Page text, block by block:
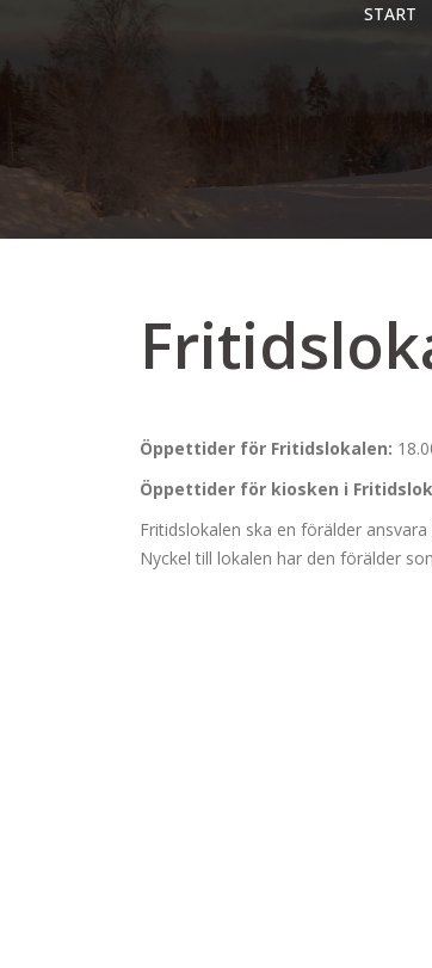
content
START
Öppettider för Fritidslokalen:
Öppettider för kiosken i
Fritidslokalen ska en förälder ansvara
Nyckel till lokalen har den förälder